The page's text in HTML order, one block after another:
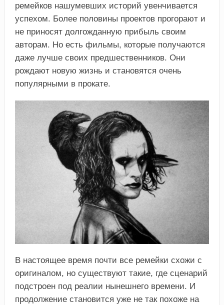
ремейков нашумевших историй увенчивается
успехом. Более половины проектов прогорают и
не приносят долгожданную прибыль своим
авторам. Но есть фильмы, которые получаются
даже лучше своих предшественников. Они
рождают новую жизнь и становятся очень
популярными в прокате.
В настоящее время почти все ремейки схожи с
оригиналом, но существуют такие, где сценарий
подстроен под реалии нынешнего времени. И
продолжение становится уже не так похоже на